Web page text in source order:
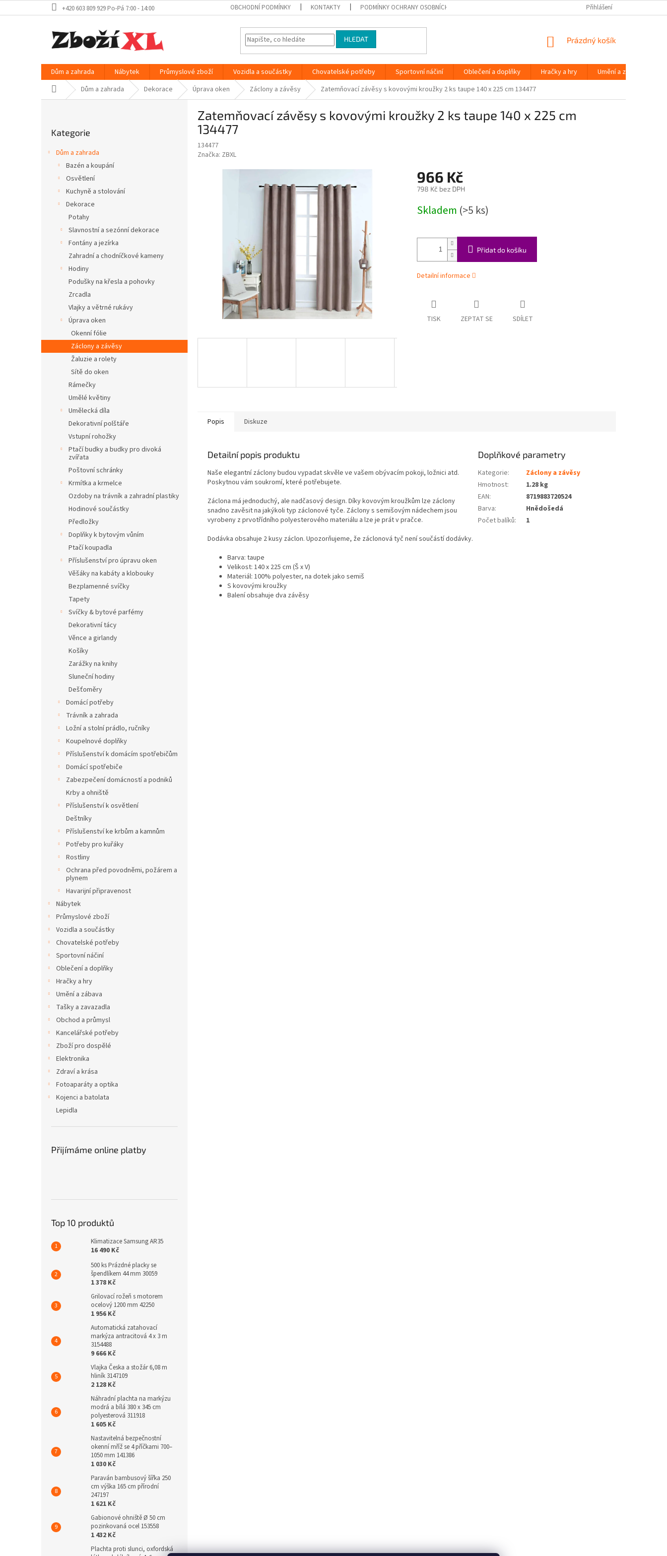
na
+420 603 809 929 Po-Pá 7:00 - 14:00 OBCHODNÍ PODMÍNKY KONTAKTY PODMÍNKY OCHRANY OSOBNÍCH ÚDAJŮ Přihlášení
HLEDAT
NÁKUPNÍ
Prázdný košík
Dům a zahrada Nábytek Průmyslové zboží Vozidla a součástky Chovatelské potřeby Sportovní náčiní Oblečení a doplňky Hračky a hry Umění a zábava
Domů Dům a zahrada Dekorace Úprava oken Záclony a závěsy Zatemňovací závěsy s kovovými kroužky 2 ks taupe 140 x 225 cm 134477
kategorie
Kategorie
Dům a zahrada
Bazén a koupání
Osvětlení
Kuchyně a stolování
Dekorace
Potahy
Slavnostní a sezónní dekorace
Fontány a jezírka
Zahradní a chodníčkové kameny
Hodiny
Podušky na křesla a pohovky
Zrcadla
Vlajky a větrné rukávy
Úprava oken
Okenní fólie
Záclony a závěsy
Žaluzie a rolety
Sítě do oken
Rámečky
Umělé květiny
Umělecká díla
Dekorativní polštáře
Vstupní rohožky
Ptačí budky a budky pro divoká
zvířata
Poštovní schránky
Krmítka a krmelce
Ozdoby na trávník a zahradní plastiky
Hodinové součástky
Předložky
Doplňky k bytovým vůním
Ptačí koupadla
Příslušenství pro úpravu oken
Věšáky na kabáty a klobouky
Bezplamenné svíčky
Tapety
Svíčky & bytové parfémy
Dekorativní tácy
Věnce a girlandy
Košíky
Zarážky na knihy
Sluneční hodiny
Dešťoměry
Domácí potřeby
Trávník a zahrada
Ložní a stolní prádlo, ručníky
Koupelnové doplňky
Příslušenství k domácím spotřebičům
Domácí spotřebiče
Zabezpečení domácností a podniků
Krby a ohniště
Příslušenství k osvětlení
Deštníky
Příslušenství ke krbům a kamnům
Potřeby pro kuřáky
Rostliny
Ochrana před povodněmi, požárem a
plynem
Havarijní připravenost
Nábytek
Průmyslové zboží
Vozidla a součástky
Chovatelské potřeby
Sportovní náčiní
Oblečení a doplňky
Hračky a hry
Umění a zábava
Tašky a zavazadla
Obchod a průmysl
Kancelářské potřeby
Zboží pro dospělé
Elektronika
Zdraví a krása
Fotoaparáty a optika
Kojenci a batolata
Lepidla
Přijímáme online platby
Top 10 produktů
Klimatizace Samsung AR35
16 490 Kč
500 ks Prázdné placky se
špendlíkem 44 mm 30059
1 378 Kč
Grilovací rožeň s motorem
ocelový 1200 mm 42250
1 956 Kč
Automatická zatahovací
markýza antracitová 4 x 3 m
3154488
9 666 Kč
Vlajka Česka a stožár 6,08 m
hliník 3147109
2 128 Kč
Náhradní plachta na markýzu
modrá a bílá 380 x 345 cm
polyesterová 311918
1 605 Kč
Nastavitelná bezpečnostní
okenní mříž se 4 příčkami 700–
1050 mm 141386
1 030 Kč
Paraván bambusový šířka 250
cm výška 165 cm přírodní
247197
1 621 Kč
Gabionové ohniště Ø 50 cm
pozinkovaná ocel 153558
1 432 Kč
Plachta proti slunci, oxfordská
Zatemňovací závěsy s kovovými kroužky 2 ks taupe 140 x 225 cm
134477
134477
Značka: ZBXL
966 Kč
798 Kč bez DPH
cena:
Skladem (>5 ks)
Přidat do košíku
Detailní informace
TISK ZEPTAT SE SDÍLET
Popis Diskuze
Detailní popis produktu
Naše elegantní záclony budou vypadat skvěle ve vašem obývacím pokoji, ložnici atd.
Poskytnou vám soukromí, které potřebujete.
Záclona má jednoduchý, ale nadčasový design. Díky kovovým kroužkům lze záclony
snadno zavěsit na jakýkoli typ záclonové tyče. Záclony s semišovým nádechem jsou
vyrobeny z prvotřídního polyesterového materiálu a lze je prát v pračce.
Dodávka obsahuje 2 kusy záclon. Upozorňujeme, že záclonová tyč není součástí dodávky.
Barva: taupe
Velikost: 140 x 225 cm (Š x V)
Materiál: 100% polyester, na dotek jako semiš
S kovovými kroužky
Balení obsahuje dva závěsy
Doplňkové parametry
Kategorie:
Záclony a závěsy
Hmotnost:
1.28 kg
EAN:
8719883720524
Barva:
Hnědošedá
Počet balíků: 1